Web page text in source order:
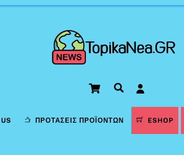
Cart Αναζήτηση
ΠΡΟΤΆΣΕΙΣ ΠΡΟΪΌΝΤΩΝ ESHOP